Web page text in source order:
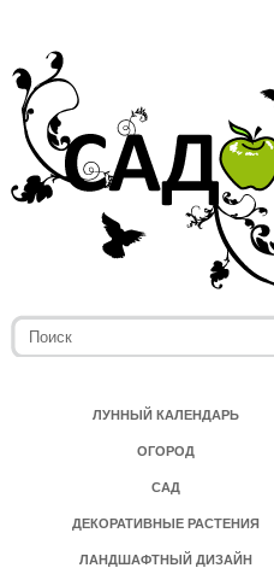
ЛУННЫЙ КАЛЕНДАРЬ
ОГОРОД
САД
ДЕКОРАТИВНЫЕ РАСТЕНИЯ
ЛАНДШАФТНЫЙ ДИЗАЙН